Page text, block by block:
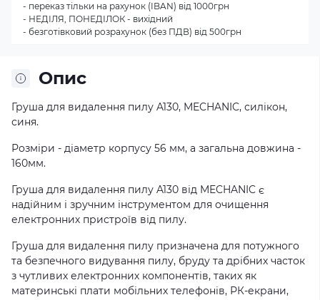
Опис
Груша для видалення пилу A130, MECHANIC, силікон,
синя.
Розміри - діаметр корпусу 56 мм, а загальна довжина -
160мм.
Груша для видалення пилу A130 від MECHANIC є
надійним і зручним інструментом для очищення
електронних пристроїв від пилу.
Груша для видалення пилу призначена для потужного
та безпечного видування пилу, бруду та дрібних часток
з чутливих електронних компонентів, таких як
материнські плати мобільних телефонів, РК-екрани,
- переказ тільки на рахунок (IBAN) від 1000грн
- НЕДІЛЯ, ПОНЕДІЛОК - вихідний
- безготівковий розрахунок (без ПДВ) від 500грн